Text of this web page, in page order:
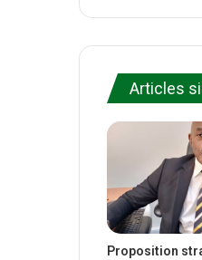
Articles
Proposition